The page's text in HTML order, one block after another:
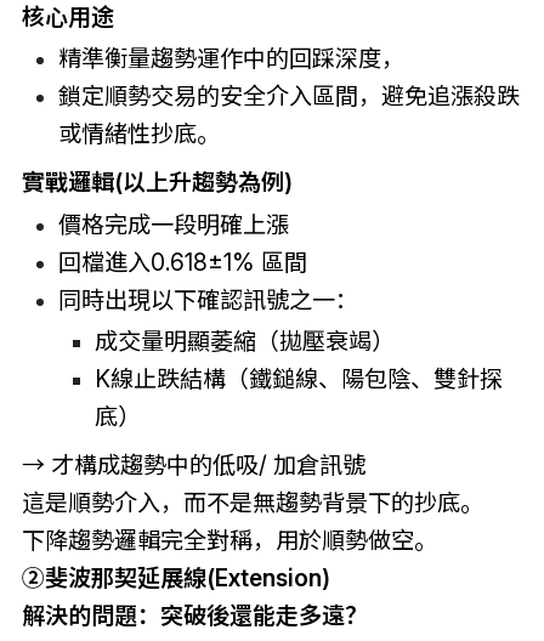
核心用途
精準衡量趨勢運作中的回踩深度，
鎖定順勢交易的安全介入區間，避免追漲殺跌
或情緒性抄底。
實戰邏輯(以上升趨勢為例)
價格完成一段明確上漲
回檔進入0.618±1% 區間
同時出現以下確認訊號之一：
成交量明顯萎縮（拋壓衰竭）
K線止跌結構（鐵鎚線、陽包陰、雙針探
底）
→ 才構成趨勢中的低吸/ 加倉訊號
這是順勢介入，而不是無趨勢背景下的抄底。
下降趨勢邏輯完全對稱，用於順勢做空。
②斐波那契延展線(Extension)
解決的問題：突破後還能走多遠？